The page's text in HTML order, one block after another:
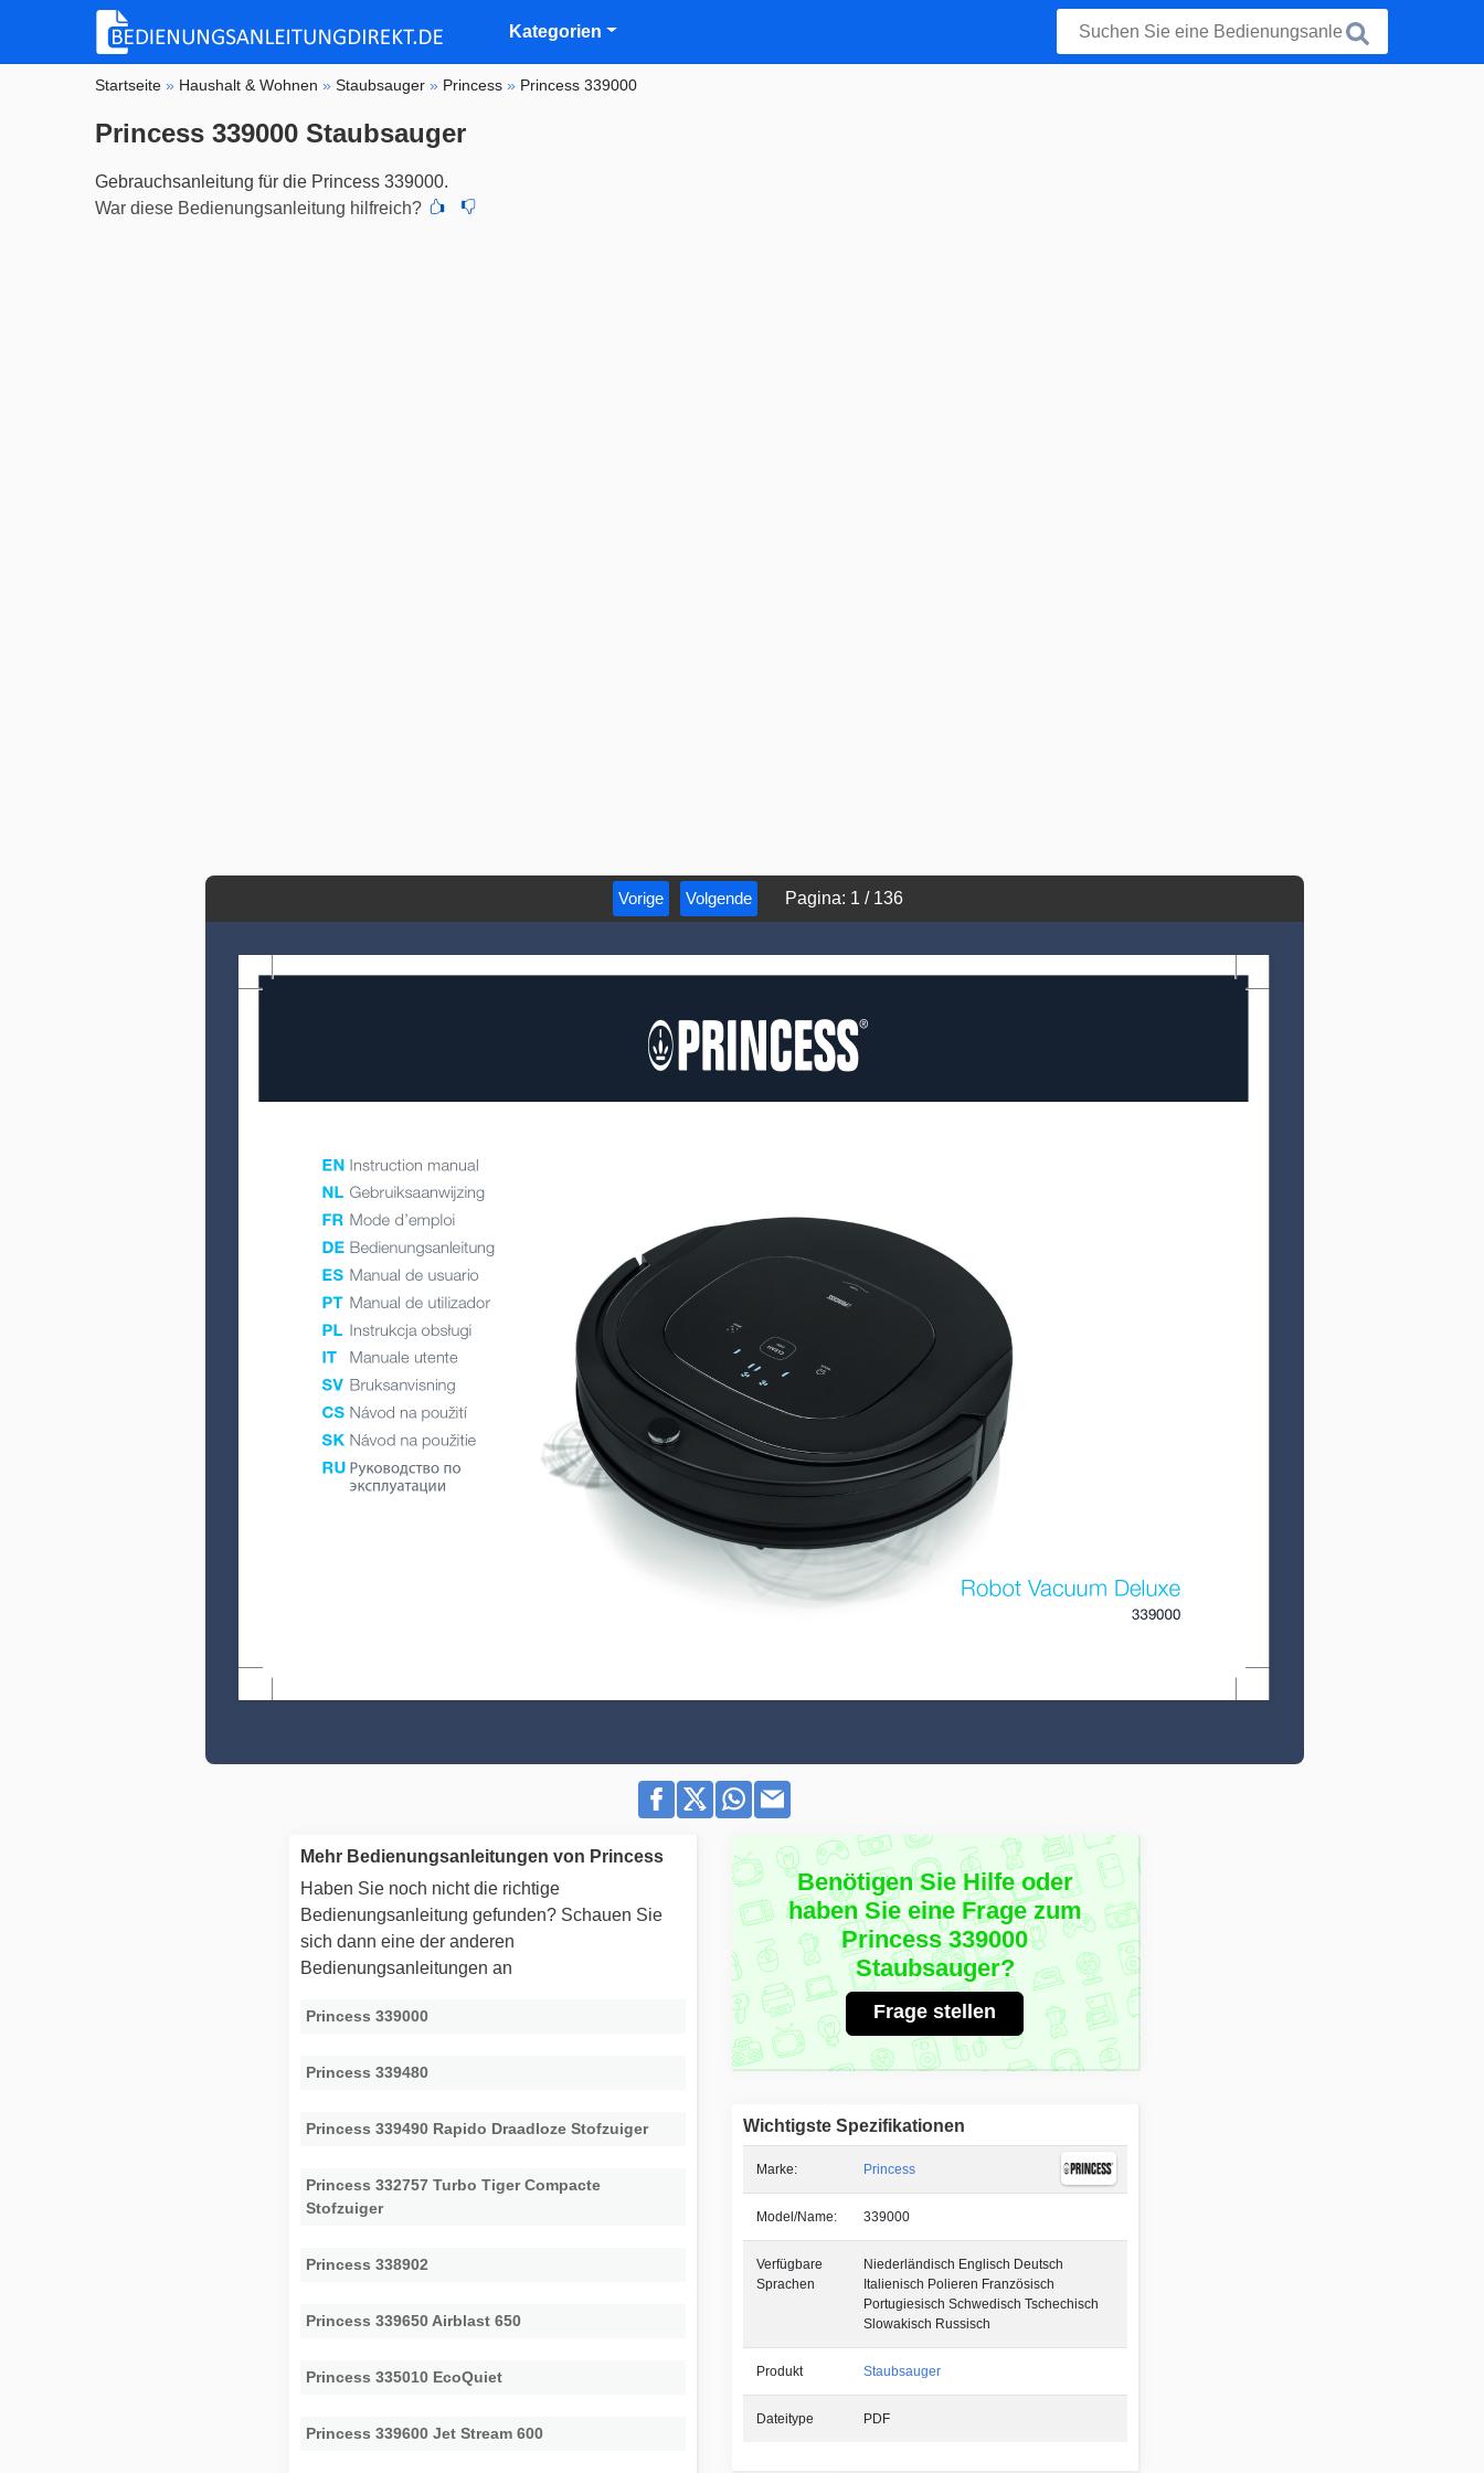
Kategorien
Startseite » Haushalt & Wohnen »Staubsauger » Princess » Princess 339000
Princess 339000 Staubsauger
Gebrauchsanleitung für die Princess 339000.
War diese Bedienungsanleitung hilfreich?
Vorige Volgende Pagina: 1 / 136
Benötigen Sie Hilfe oder
haben Sie eine Frage zum
Princess 339000
Staubsauger?
Frage stellen
Wichtigste Spezifikationen
Marke: Princess
Model/Name: 339000
Verfügbare
Sprachen
Niederländisch Englisch Deutsch
Italienisch Polieren Französisch
Portugiesisch Schwedisch Tschechisch
Slowakisch Russisch
Produkt Staubsauger
Dateitype PDF
Mehr Bedienungsanleitungen von Princess
Haben Sie noch nicht die richtige
Bedienungsanleitung gefunden? Schauen Sie
sich dann eine der anderen
Bedienungsanleitungen an
Princess 339000
Princess 339480
Princess 339490 Rapido Draadloze Stofzuiger
Princess 332757 Turbo Tiger Compacte
Stofzuiger
Princess 338902
Princess 339650 Airblast 650
Princess 335010 EcoQuiet
Princess 339600 Jet Stream 600